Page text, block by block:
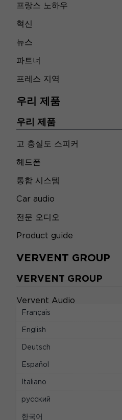
Français
English
Deutsch
Español
Italiano
русский
한국어
프랑스 노하우
혁신
뉴스
파트너
프레스 지역
우리 제품
우리 제품
고 충실도 스피커
헤드폰
통합 시스템
Car audio
전문 오디오
Product guide
VERVENT GROUP
VERVENT GROUP
Vervent Audio
NAIM 오디오를 발견하십시오
합법적인
합법적인
법률 정보
개인 정보 및 쿠키 관리